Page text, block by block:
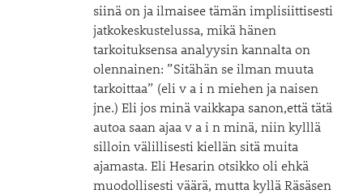
siinä on ja ilmaisee tämän implisiittisesti
jatkokeskustelussa, mikä hänen
tarkoituksensa analyysin kannalta on
olennainen: ”Sitähän se ilman muuta
tarkoittaa” (eli v a i n miehen ja naisen
jne.) Eli jos minä vaikkapa sanon,että tätä
autoa saan ajaa v a i n minä, niin kylllä
silloin välillisesti kiellän sitä muita
ajamasta. Eli Hesarin otsikko oli ehkä
muodollisesti väärä, mutta kyllä Räsäsen